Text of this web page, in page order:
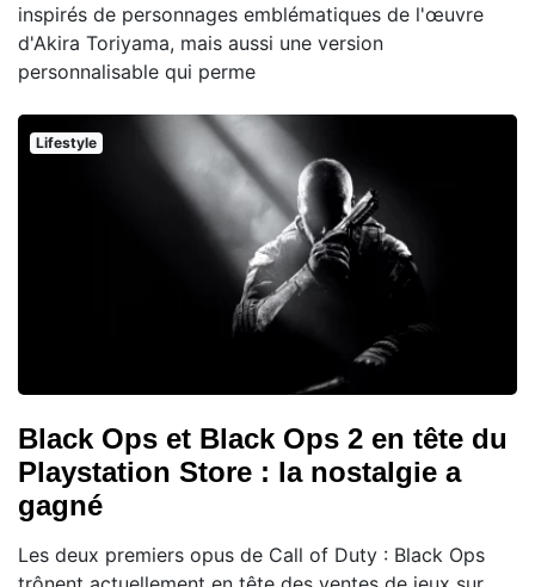
inspirés de personnages emblématiques de l'œuvre
d'Akira Toriyama, mais aussi une version
personnalisable qui perme
Lifestyle
Black Ops et Black Ops 2 en tête du
Playstation Store : la nostalgie a
gagné
Les deux premiers opus de Call of Duty : Black Ops